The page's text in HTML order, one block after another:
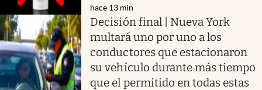
hace 13 min
Decisión final | Nueva York
multará uno por uno a los
conductores que estacionaron
su vehículo durante más tiempo
que el permitido en todas estas